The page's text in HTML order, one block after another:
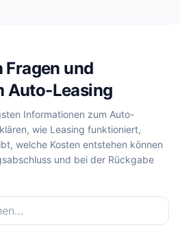
und
Auto-Leasing
Informationen zum Auto-
wie Leasing funktioniert,
welche Kosten entstehen können
und bei der Rückgabe